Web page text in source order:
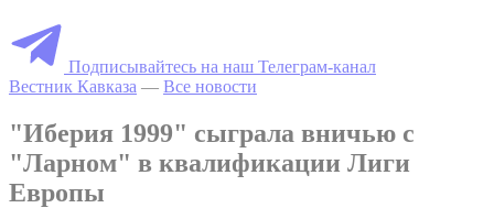
Подписывайтесь на наш Телеграм-канал
Вестник Кавказа — Все новости
"Иберия 1999" сыграла вничью с
"Ларном" в квалификации Лиги
Европы